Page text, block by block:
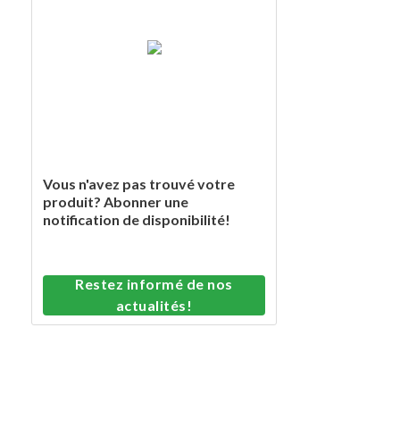
Vous n'avez pas trouvé votre
produit? Abonner une
notification de disponibilité!
Restez informé de nos
actualités!